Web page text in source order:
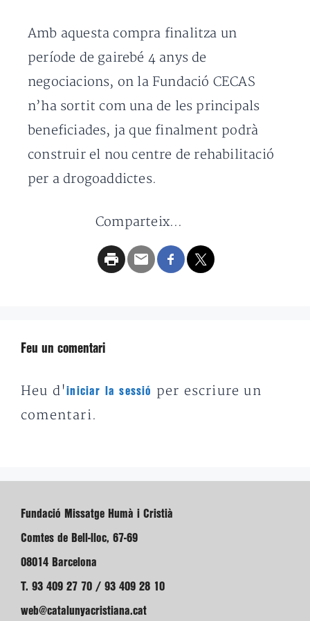
Amb aquesta compra finalitza un
període de gairebé 4 anys de
negociacions, on la Fundació CECAS
n’ha sortit com una de les principals
beneficiades, ja que finalment podrà
construir el nou centre de rehabilitació
per a drogoaddictes.
Comparteix...
Feu un comentari
Heu d'iniciar la sessió
per escriure un
comentari.
Fundació Missatge Humà i Cristià
Comtes de Bell-lloc, 67-69
08014 Barcelona
T. 93 409 27 70 / 93 409 28 10
web@catalunyacristiana.cat